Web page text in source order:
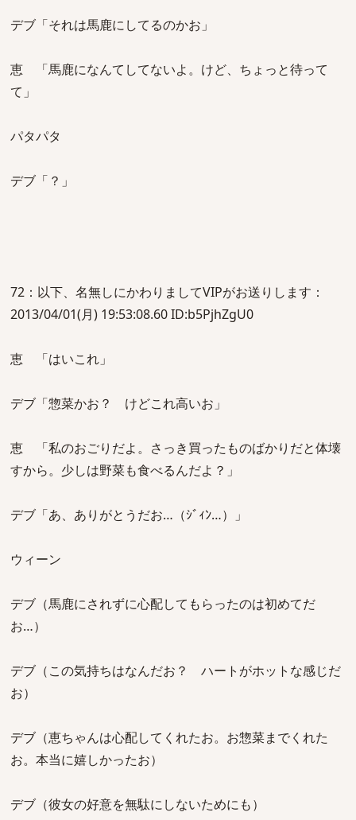
デブ「それは馬鹿にしてるのかお」
恵 「馬鹿になんてしてないよ。けど、ちょっと待って
て」
パタパタ
デブ「？」
72：以下、名無しにかわりましてVIPがお送りします：
2013/04/01(月) 19:53:08.60 ID:b5PjhZgU0
恵 「はいこれ」
デブ「惣菜かお？ けどこれ高いお」
恵 「私のおごりだよ。さっき買ったものばかりだと体壊
すから。少しは野菜も食べるんだよ？」
デブ「あ、ありがとうだお…（ｼﾞｨﾝ…）」
ウィーン
デブ（馬鹿にされずに心配してもらったのは初めてだ
お…）
デブ（この気持ちはなんだお？ ハートがホットな感じだ
お）
デブ（恵ちゃんは心配してくれたお。お惣菜までくれた
お。本当に嬉しかったお）
デブ（彼女の好意を無駄にしないためにも）